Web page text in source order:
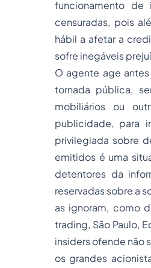
funcionamento de
censuradas, pois
hábil a afetar a
sofre inegáveis
O agente age
tornada pública,
mobiliários ou
publicidade, para
privilegiada sobre
emitidos é uma
detentores da
reservadas sobre a
as ignoram, como
trading, São Paulo,
insiders ofende não
os grandes